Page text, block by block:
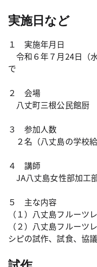
実施日など
１ 実施年月日
令和６年７月24日（
で
２ 会場
八丈町三根公民館厨
３ 参加人数
２名（八丈島の学校
４ 講師
JA八丈島女性部加工
５ 主な内容
（１）八丈島フルーツ
（２）八丈島フルーツ
シピの試作、試食、協議